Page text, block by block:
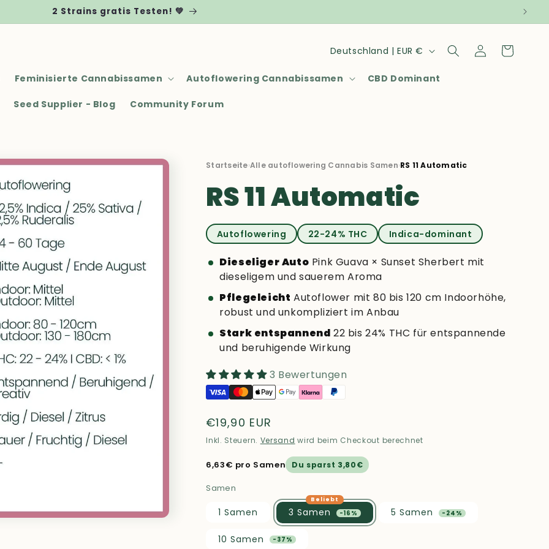
2 Strains gratis Testen! 💚
Feminisierte Cannabissamen Autoflowering Cannabissamen CBD Dominant
Seed Supplier - Blog Community Forum
Land/Region Deutschland | EUR € EinloggenWarenkorb
Startseite›Alle autoflowering Cannabis Samen›RS 11 Automatic
RS 11 Automatic
Autoflowering 22-24% THC Indica-dominant
Dieseliger Auto Pink Guava × Sunset Sherbert mit
dieseligem und sauerem Aroma
Pflegeleicht Autoflower mit 80 bis 120 cm Indoorhöhe,
robust und unkompliziert im Anbau
Stark entspannend 22 bis 24% THC für entspannende
und beruhigende Wirkung
3 Bewertungen
Normaler
Preis
€19,90 EUR
Inkl. Steuern. Versand wird beim Checkout berechnet
6,63€ pro Samen Du sparst 3,80€
Samen
1 Samen 3 Samen 5 Samen
10 Samen